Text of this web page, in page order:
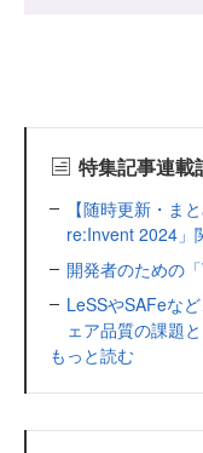
特集記事連載
【随時更新・ま
re:Invent 2024」
開発者のための
LeSSやSAFeな
ェア品質の課題
もっと読む